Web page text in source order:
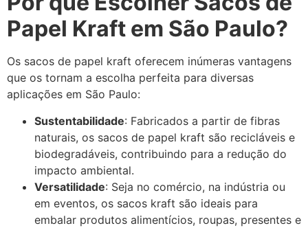
Papel Kraft em São Paulo?
Os sacos de papel kraft oferecem inúmeras vantagens
que os tornam a escolha perfeita para diversas
aplicações em São Paulo:
Sustentabilidade: Fabricados a partir de fibras
naturais, os sacos de papel kraft são recicláveis e
biodegradáveis, contribuindo para a redução do
impacto ambiental.
Versatilidade: Seja no comércio, na indústria ou
em eventos, os sacos kraft são ideais para
embalar produtos alimentícios, roupas, presentes e